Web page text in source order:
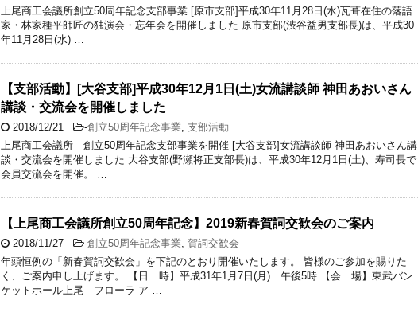
上尾商工会議所創立50周年記念支部事業 [原市支部]平成30年11月28日(水)瓦葺在住の落語
家・林家種平師匠の独演会・忘年会を開催しました 原市支部(渋谷益男支部長)は、平成30
年11月28日(水) …
【支部活動】[大谷支部]平成30年12月1日(土)女流講談師 神田あおいさん
講談・交流会を開催しました
2018/12/21 -創立50周年記念事業, 支部活動
上尾商工会議所 創立50周年記念支部事業を開催 [大谷支部]女流講談師 神田あおいさん講
談・交流会を開催しました 大谷支部(野瀬将正支部長)は、平成30年12月1日(土)、寿司長で
会員交流会を開催。 …
【上尾商工会議所創立50周年記念】2019新春賀詞交歓会のご案内
2018/11/27 -創立50周年記念事業, 賀詞交歓会
年頭恒例の「新春賀詞交歓会」を下記のとおり開催いたします。 皆様のご参加を賜りた
く、ご案内申し上げます。 【日 時】平成31年1月7日(月) 午後5時 【会 場】東武バン
ケットホール上尾 フローラ ア …